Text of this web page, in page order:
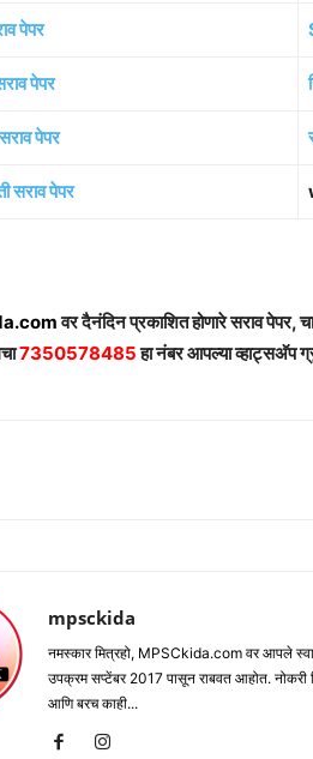
पेपर
पेपर
पेपर
सराव पेपर
वर दैनंदिन प्रकाशित होणारे सराव पेपर,
7350578485हा नंबर आपल्या व्हाट्सअ‍ॅप
mpsckida
नमस्कार मित्रहो, MPSCkida.com वर आपले
उपक्रम सप्टेंबर 2017 पासून राबवत आहोत. नोकरी
आणि बरच काही...